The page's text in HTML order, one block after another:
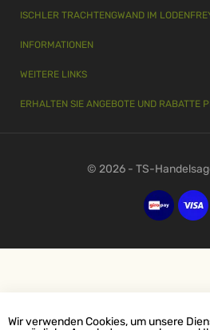
ISCHLER TRACHTENGWAND IM
INFORMATIONEN
WEITERE LINKS
ERHALTEN SIE ANGEBOTE UND RABATTE
© 2026 - TS-
Wir verwenden Cookies, um unsere